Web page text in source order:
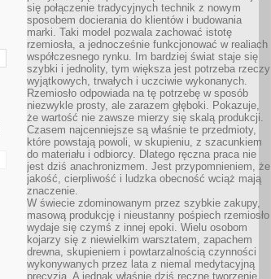
się połączenie tradycyjnych technik z nowym
sposobem docierania do klientów i budowania
marki. Taki model pozwala zachować istotę
rzemiosła, a jednocześnie funkcjonować w realiach
współczesnego rynku. Im bardziej świat staje się
szybki i jednolity, tym większa jest potrzeba rzeczy
wyjątkowych, trwałych i uczciwie wykonanych.
Rzemiosło odpowiada na tę potrzebę w sposób
niezwykle prosty, ale zarazem głęboki. Pokazuje,
że wartość nie zawsze mierzy się skalą produkcji.
Czasem najcenniejsze są właśnie te przedmioty,
które powstają powoli, w skupieniu, z szacunkiem
do materiału i odbiorcy. Dlatego ręczna praca nie
jest dziś anachronizmem. Jest przypomnieniem, że
jakość, cierpliwość i ludzka obecność wciąż mają
znaczenie.
W świecie zdominowanym przez szybkie zakupy,
masową produkcję i nieustanny pośpiech rzemiosło
wydaje się czymś z innej epoki. Wielu osobom
kojarzy się z niewielkim warsztatem, zapachem
drewna, skupieniem i powtarzalnością czynności
wykonywanych przez lata z niemal medytacyjną
precyzją. A jednak właśnie dziś ręczne tworzenie